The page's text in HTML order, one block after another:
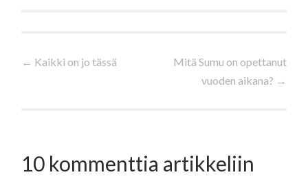
Artikkelien
← Kaikki on jo tässä
Mitä Sumu on opettanut
vuoden aikana? →
10 kommenttia artikkeliin